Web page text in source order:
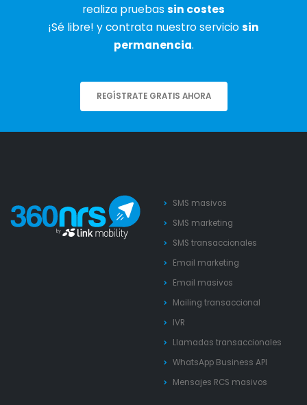
realiza pruebas sin costes
¡Sé libre! y contrata nuestro serviciosin
permanencia.
REGÍSTRATE GRATIS AHORA
SMS masivos
SMS marketing
SMS transaccionales
Email marketing
Email masivos
Mailing transaccional
IVR
Llamadas transaccionales
WhatsApp Business API
Mensajes RCS masivos